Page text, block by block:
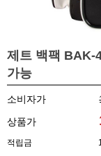
제트 백팩 BAK-
가능
소비자가
상품가
적립금